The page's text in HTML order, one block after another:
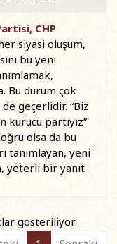
CHP
siyasi oluşum,
bu yeni
Bu durum çok
geçerlidir. “Biz
kurucu partiyiz”
olsa da bu
tanımlayan, yeni
yeterli bir yanıt
gösteriliyor